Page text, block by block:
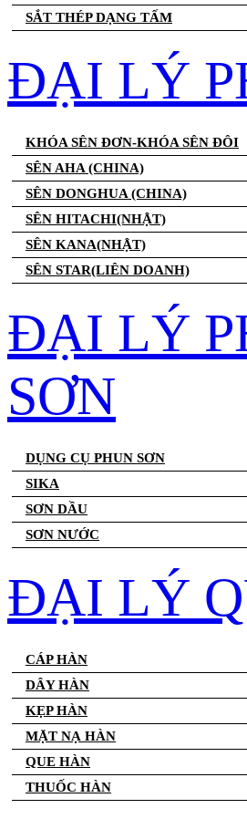
SẮT THÉP DẠNG TẤM
ĐẠI LÝ
KHÓA SÊN ĐƠN-KHÓA SÊN ĐÔI
SÊN AHA (CHINA)
SÊN DONGHUA (CHINA)
SÊN HITACHI(NHẬT)
SÊN KANA(NHẬT)
SÊN STAR(LIÊN DOANH)
ĐẠI LÝ
SƠN
DỤNG CỤ PHUN SƠN
SIKA
SƠN DẦU
SƠN NƯỚC
ĐẠI LÝ
CÁP HÀN
DÂY HÀN
KẸP HÀN
MẶT NẠ HÀN
QUE HÀN
THUỐC HÀN